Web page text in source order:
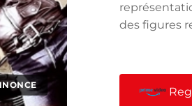
des figures